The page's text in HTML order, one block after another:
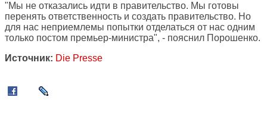
"Мы не отказались идти в правительство. Мы готовы
перенять ответственность и создать правительство. Но
для нас неприемлемы попытки отделаться от нас одним
только постом премьер-министра", - пояснил Порошенко.
Источник: Die Presse